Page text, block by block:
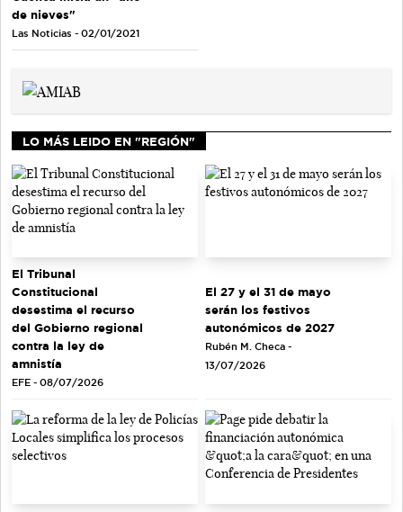
de nieves"
Las Noticias - 02/01/2021
LO MÁS LEIDO EN "REGIÓN"
El Tribunal
Constitucional
desestima el recurso
del Gobierno regional
contra la ley de
amnistía
EFE - 08/07/2026
El 27 y el 31 de mayo
serán los festivos
autonómicos de 2027
Rubén M. Checa -
13/07/2026